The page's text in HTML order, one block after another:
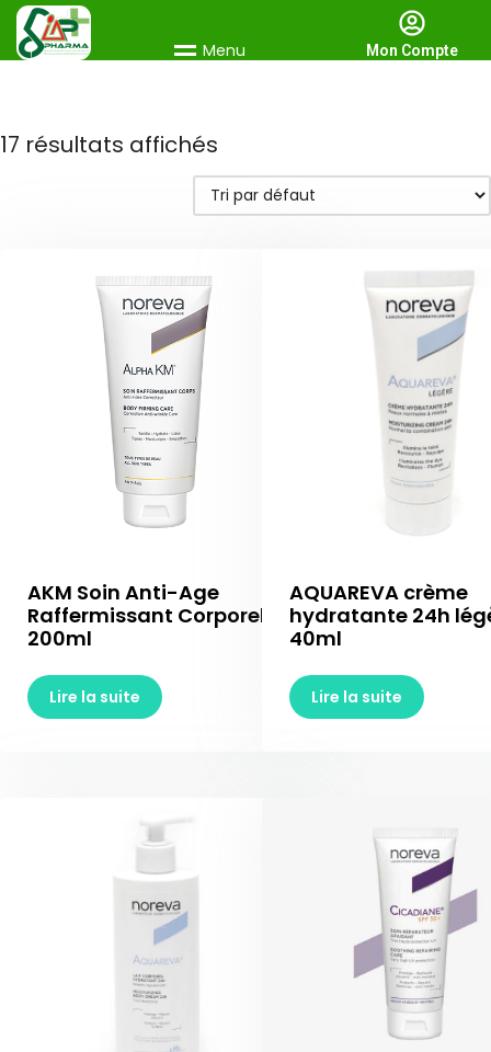
Menu Mon Compte
17 résultats affichés
AKM Soin Anti-Age
Raffermissant Corporel
200ml
Lire la suite
AQUAREVA crème
hydratante 24h
40ml
Lire la suite